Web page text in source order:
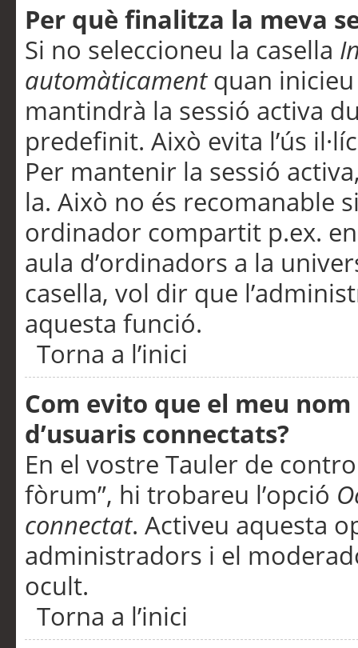
Per què finalitza la meva
Si no seleccioneu la casella
automàticamentquan inicieu
mantindrà la sessió activa
predefinit. Això evita l’ús
Per mantenir la sessió
la. Això no és recomanable
ordinador compartit p.ex.
aula d’ordinadors a la
casella, vol dir que
aquesta funció.
Torna a l’inici
Com evito que el meu
d’usuaris connectats?
En el vostre Tauler de
fòrum”, hi trobareu l’opció
connectat. Activeu aquesta
administradors i el
ocult.
Torna a l’inici